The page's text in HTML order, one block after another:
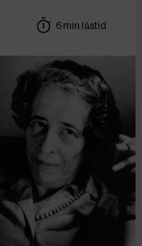
6 min lästid